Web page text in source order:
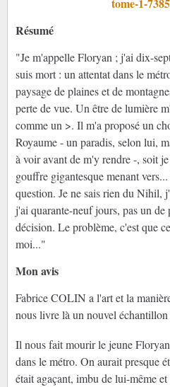
Résumé
"Je m'appelle Floryan ; j'ai dix-
suis mort : un attentat dans le
paysage de plaines et de
perte de vue. Un être de lumière
comme un >. Il m'a proposé un
Royaume - un paradis, selon lui,
à voir avant de m'y rendre -, soit
gouffre gigantesque menant
question. Je ne sais rien du Nihil,
j'ai quarante-neuf jours, pas un
décision. Le problème, c'est que
moi..."
Mon avis
Fabrice COLIN a l'art et la
nous livre là un nouvel
Il nous fait mourir le jeune
dans le métro. On aurait presque
était agaçant, imbu de lui-même